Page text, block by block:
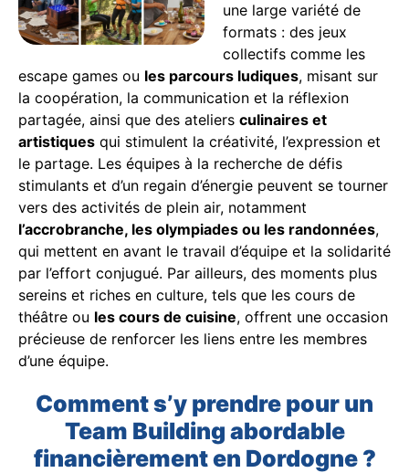
une large variété de
formats : des jeux
collectifs comme les
escape games ou les parcours ludiques, misant sur
la coopération, la communication et la réflexion
partagée, ainsi que des ateliers culinaires et
artistiques qui stimulent la créativité, l’expression et
le partage. Les équipes à la recherche de défis
stimulants et d’un regain d’énergie peuvent se tourner
vers des activités de plein air, notamment
l’accrobranche, les olympiades ou les randonnées,
qui mettent en avant le travail d’équipe et la solidarité
par l’effort conjugué. Par ailleurs, des moments plus
sereins et riches en culture, tels que les cours de
théâtre ou les cours de cuisine, offrent une occasion
précieuse de renforcer les liens entre les membres
d’une équipe.
Comment s’y prendre pour un
Team Building abordable
financièrement en Dordogne ?